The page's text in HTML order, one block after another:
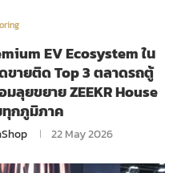
EV Ecosystem ใน
ขายติด Top 3 ตลาดรถตู้
ลุยขยาย ZEEKR House
กภูมิภาค
22 May 2026